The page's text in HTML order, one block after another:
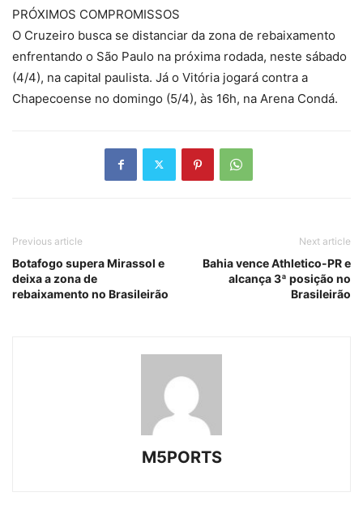
PRÓXIMOS COMPROMISSOS
O Cruzeiro busca se distanciar da zona de rebaixamento
enfrentando o São Paulo na próxima rodada, neste sábado
(4/4), na capital paulista. Já o Vitória jogará contra a
Chapecoense no domingo (5/4), às 16h, na Arena Condá.
Previous article
Botafogo supera Mirassol e
deixa a zona de
rebaixamento no Brasileirão
Next article
Bahia vence Athletico-PR e
alcança 3ª posição no
Brasileirão
M5PORTS